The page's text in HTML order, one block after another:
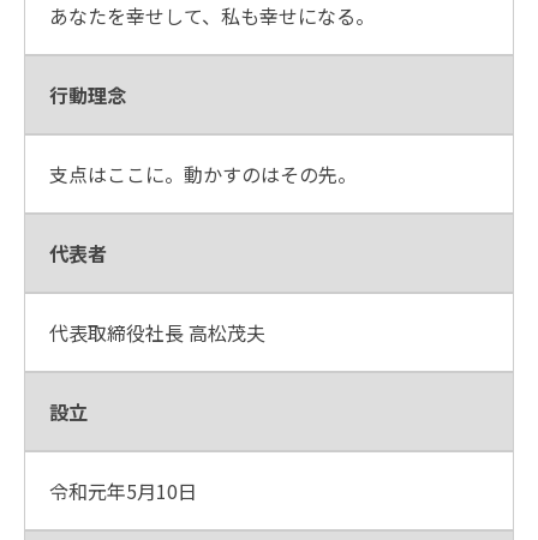
あなたを幸せして、私も幸せになる。
行動理念
支点はここに。動かすのはその先。
代表者
代表取締役社長 高松茂夫
設立
令和元年5月10日